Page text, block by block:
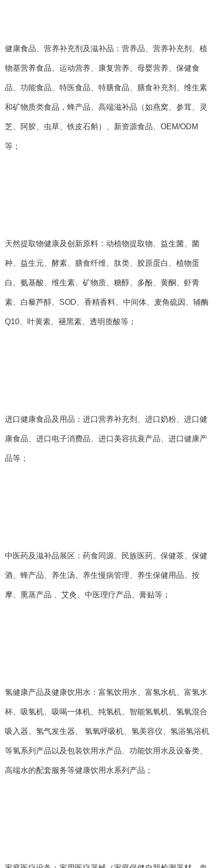
健康食品、营养补充剂及滋补品：营养品、营养补充剂、植
物基营养食品、运动营养、康复营养、母婴营养、保健食
品、功能食品、特医食品、特膳食品、膳食补充剂、维生素
和矿物质类食品，蜂产品、高端滋补品（如燕窝、参茸、灵
芝、阿胶、虫草、铁皮石斛）、新资源食品、 OEM/ODM
等；
天然提取物健康及创新原料：动植物提取物、益生菌、菌
种、益生元、酵素、膳食纤维、肽类、胶原蛋白、植物蛋
白、氨基酸、维生素、矿物质、糖醇、多酚、黄酮、虾青
素、白藜芦醇、 SOD 、香精香料、中间体、麦角硫因、辅酶
Q10 、叶黄素、褪黑素、透明质酸等；
进口健康食品及用品：进口营养补充剂、进口奶粉、进口健
康食品、进口电子消费品、进口美容抗衰产品、进口健康产
品等；
中医药及滋补品展区：药食同源、民族医药、保健茶、保健
酒、蜂产品、养生汤、养生慢病管理、养生保健用品、按
摩、熏蒸产品 、艾灸、中医理疗产品、膏贴等；
氢健康产品及健康饮用水：富氢饮用水、富氢水机、富氢水
杯、吸氢机、吸喝一体机、纯氢机、智能氢氧机、氢氧混合
吸入器、氢气发生器、 氢氧呼吸机、氢美容仪、氢浴氢浴机
等氢系列产品以及包装饮用水产品、功能饮用水及设备类、
高端水的配套服务等健康饮用水系列产品；